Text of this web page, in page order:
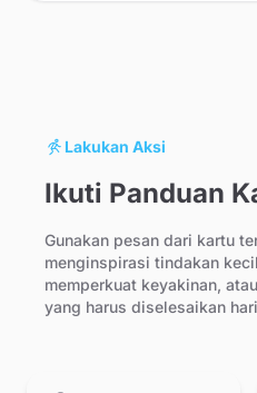
Lakukan Aksi
Ikuti Panduan
Gunakan pesan dari kartu
menginspirasi tindakan
memperkuat keyakinan,
yang harus diselesaikan